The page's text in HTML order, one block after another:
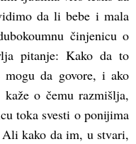
da li bebe i mala
činjenicu o
pitanje: Kako da to
mogu da govore, i ako
o čemu razmišlja,
toka svesti o ponijima
kako da im, u stvari,